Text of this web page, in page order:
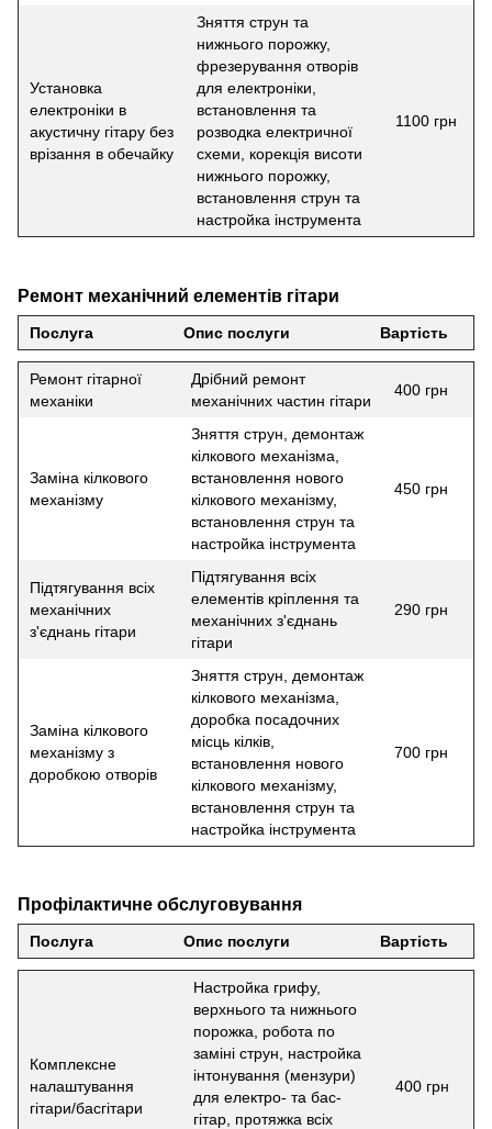
Установка
електроніки в
акустичну гітару без
врізання в обечайку
Зняття струн та
нижнього порожку,
фрезерування отворів
для електроніки,
встановлення та
розводка електричної
схеми, корекція висоти
нижнього порожку,
встановлення струн та
настройка інструмента
1100 грн
Ремонт механічний елементів гітари
Послуга Опис послуги Вартість
Ремонт гітарної
механіки
Дрібний ремонт
механічних частин гітари
400 грн
Заміна кілкового
механізму
Зняття струн, демонтаж
кілкового механізма,
встановлення нового
кілкового механізму,
встановлення струн та
настройка інструмента
450 грн
Підтягування всіх
механічних
з'єднань гітари
Підтягування всіх
елементів кріплення та
механічних з'єднань
гітари
290 грн
Заміна кілкового
механізму з
доробкою отворів
Зняття струн, демонтаж
кілкового механізма,
доробка посадочних
місць кілків,
встановлення нового
кілкового механізму,
встановлення струн та
настройка інструмента
700 грн
Профілактичне обслуговування
Послуга Опис послуги Вартість
Комплексне
налаштування
гітари/басгітари
Настройка грифу,
верхнього та нижнього
порожка, робота по
заміні струн, настройка
інтонування (мензури)
для електро- та бас-
гітар, протяжка всіх
400 грн